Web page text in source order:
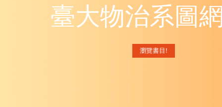
臺大物治系圖
瀏覽書目!